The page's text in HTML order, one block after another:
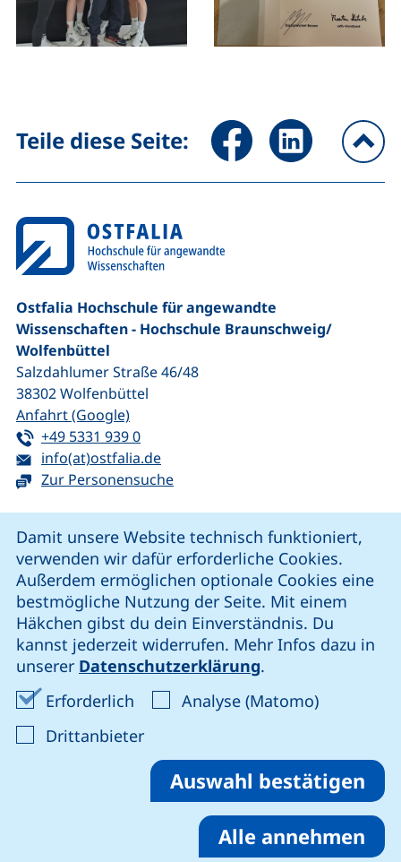
Damit unsere Website technisch funktioniert,
verwenden wir dafür erforderliche Cookies.
Außerdem ermöglichen optionale Cookies eine
bestmögliche Nutzung der Seite. Mit einem
Häkchen gibst du dein Einverständnis. Du
kannst jederzeit widerrufen. Mehr Infos dazu in
unserer Datenschutzerklärung.
Erforderlich Erforderliche Cookies akzeptieren
Analyse (Matomo)Analyse-
Drittanbieter: Cookies von Drittanbieter
Auswahl bestätigen
Alle annehmen
Teile diese Seite: Seite über Facebook teilen
Seite über
Ostfalia Hochschule für angewandte
Wissenschaften - Hochschule Braunschweig/​
Wolfenbüttel
Salzdahlumer Straße 46/48
38302Wolfenbüttel
Anfahrt (Google)(externer Link, öffnet neues Fenster)
Tel:
+49 5331 939 0(startet einen Telefonanruf, wenn Ihr
E-Mail:
info(at)ostfalia.de(öffnet Ihr E-Mail-Programm)
Zur Personensuche
unsere Facebook-Seite (externer Link, öffnet neues
unsere LinkedIn-Seite (externer Link, öffnet
unsere Instagram-Seite (externer Link,
unsere YouTube-Seite (externer
Cookie-Einstellungen
Impressum
Datenschutz
Erklärung zur Barrierefreiheit